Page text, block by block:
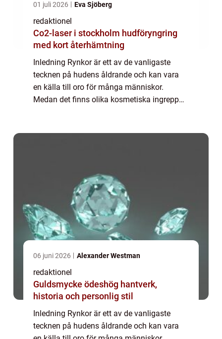
01 juli 2026 Eva Sjöberg
redaktionel
Co2-laser i stockholm hudföryngring
med kort återhämtning
Inledning Rynkor är ett av de vanligaste
tecknen på hudens åldrande och kan vara
en källa till oro för många människor.
Medan det finns olika kosmetiska ingrepp
06 juni 2026 Alexander Westman
redaktionel
Guldsmycke ödeshög hantverk,
historia och personlig stil
Inledning Rynkor är ett av de vanligaste
tecknen på hudens åldrande och kan vara